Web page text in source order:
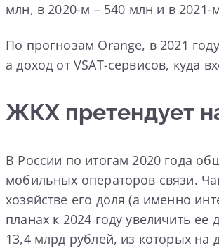
млн, в 2020-м – 540 млн и в 2021-
По прогнозам Orange, в 2021
а доход от VSAT-сервисов, куда
ЖКХ претендует
В России по итогам 2020 года
мобильных операторов связи.
хозяйстве его доля (а именно
планах к 2024 году увеличить
13,4 млрд рублей, из которых